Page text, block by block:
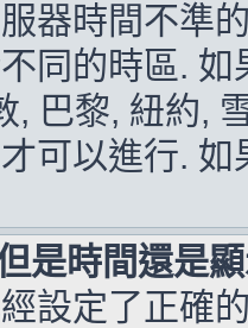
器時間不準
同的時區.
, 巴黎, 紐約,
可以進行.
是時間還是
設定了正確